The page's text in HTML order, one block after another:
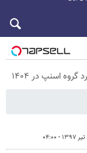
اسنپ در ۱۴۰۴